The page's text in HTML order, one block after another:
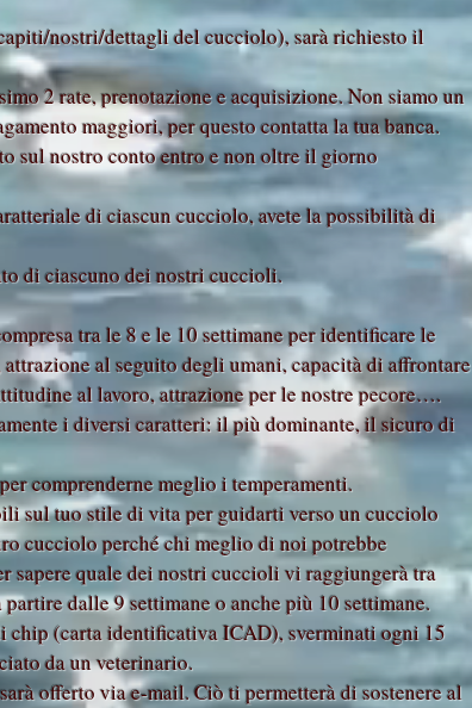
nostri/dettagli del cucciolo), sarà richiesto il
2 rate, prenotazione e acquisizione. Non siamo un
maggiori, per questo contatta la tua banca.
sul nostro conto entro e non oltre il giorno
di ciascun cucciolo, avete la possibilità di
di ciascuno dei nostri cuccioli.
tra le 8 e le 10 settimane per identificare le
al seguito degli umani, capacità di affrontare
al lavoro, attrazione per le nostre pecore….
i diversi caratteri: il più dominante, il sicuro di
comprenderne meglio i temperamenti.
sul tuo stile di vita per guidarti verso un cucciolo
cucciolo perché chi meglio di noi potrebbe
sapere quale dei nostri cuccioli vi raggiungerà tra
dalle 9 settimane o anche più 10 settimane.
chip (carta identificativa ICAD), sverminati ogni 15
da un veterinario.
offerto via e-mail. Ciò ti permetterà di sostenere al